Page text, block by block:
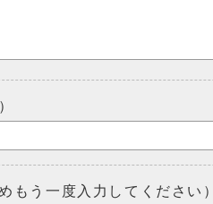
もう一度入力してください）